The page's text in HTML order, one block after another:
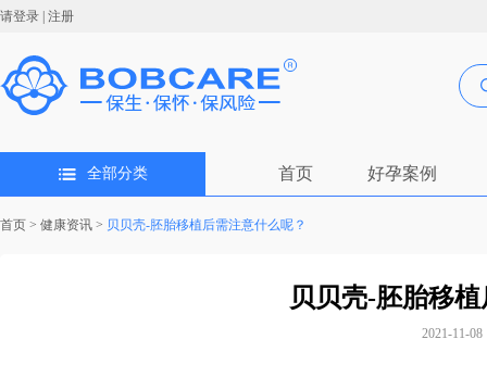
请登录 | 注册
全部分类 首页 好孕案例
首页 > 健康资讯 > 贝贝壳-胚胎移植后需注意什么呢？
贝贝壳-胚胎移
2021-11-08